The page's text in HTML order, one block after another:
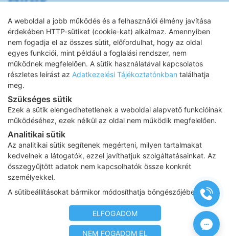
A weboldal a jobb működés és a felhasználói élmény javítása
érdekében HTTP-sütiket (cookie-kat) alkalmaz. Amennyiben
nem fogadja el az összes sütit, előfordulhat, hogy az oldal
egyes funkciói, mint például a foglalási rendszer, nem
működnek megfelelően. A sütik használatával kapcsolatos
részletes leírást az Adatkezelési Tájékoztatónkban találhatja
meg.
Szükséges sütik
Ezek a sütik elengedhetetlenek a weboldal alapvető funkcióinak
működéséhez, ezek nélkül az oldal nem működik megfelelően.
Analitikai sütik
Az analitikai sütik segítenek megérteni, milyen tartalmakat
kedvelnek a látogatók, ezzel javíthatjuk szolgáltatásainkat. Az
összegyűjtött adatok nem kapcsolhatók össze konkrét
személyekkel.
A sütibeállításokat bármikor módosíthatja böngészőjében.
ELFOGADOM
NEM FOGADOM EL
Metabolikus szindróma: így csökkenthető a
komoly kockázat
A magas vérnyomás, a hasi elhízás, az emelkedett
vércukor, a kóros vérzsírok együttesen hozzák létre a